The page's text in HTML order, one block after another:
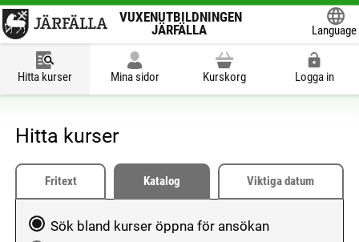
VUXENUTBILDNINGEN
JÄRFÄLLA
Language
Hitta kurser Mina sidor Kurskorg Logga in
Hitta kurser
Fritext Katalog Viktiga datum
Välj att söka blandkurser öppna för ansökan eller hela
Sök bland kurser öppna för ansökan